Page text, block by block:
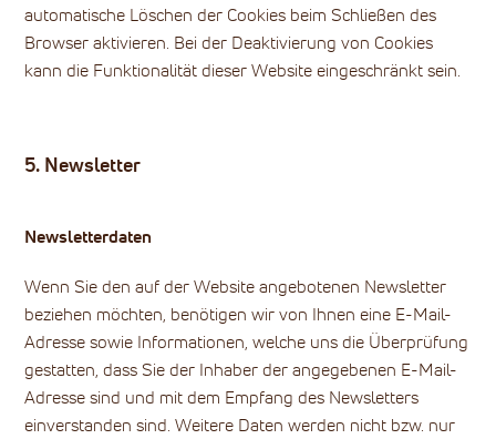
automatische Löschen der Cookies beim Schließen des
Browser aktivieren. Bei der Deaktivierung von Cookies
kann die Funktionalität dieser Website eingeschränkt sein.
5. Newsletter
Newsletterdaten
Wenn Sie den auf der Website angebotenen Newsletter
beziehen möchten, benötigen wir von Ihnen eine E-Mail-
Adresse sowie Informationen, welche uns die Überprüfung
gestatten, dass Sie der Inhaber der angegebenen E-Mail-
Adresse sind und mit dem Empfang des Newsletters
einverstanden sind. Weitere Daten werden nicht bzw. nur